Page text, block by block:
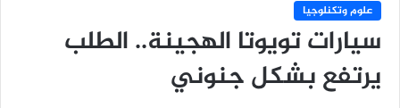
علوم وتكنلوجيا
سيارات تويوتا الهجينة.. الطلب
يرتفع بشكل جنوني